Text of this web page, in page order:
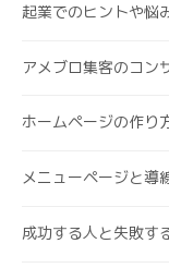
起業でのヒントや悩
アメブロ集客のコン
ホームページの作り
メニューページと導
成功する人と失敗す